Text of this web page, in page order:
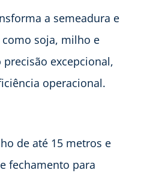
a semeadura e
soja, milho e
excepcional,
operacional.
de até 15 metros e
fechamento para